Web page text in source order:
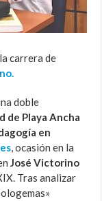
carrera de
doble
de Playa Ancha
en
, ocasión en la
José Victorino
Tras analizar